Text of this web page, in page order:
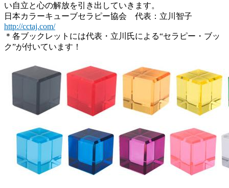
い自立と心の解放を引き出していきます。
日本カラーキューブセラピー協会 代表：立川智子
http://cctaj.com/
＊各ブックレットには代表・立川氏による“セラピー・ブッ
ク”が付いています！